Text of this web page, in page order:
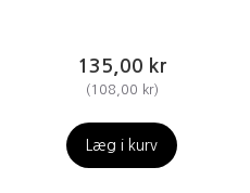
135,00 kr
(108,00 kr)
Læg i kurv